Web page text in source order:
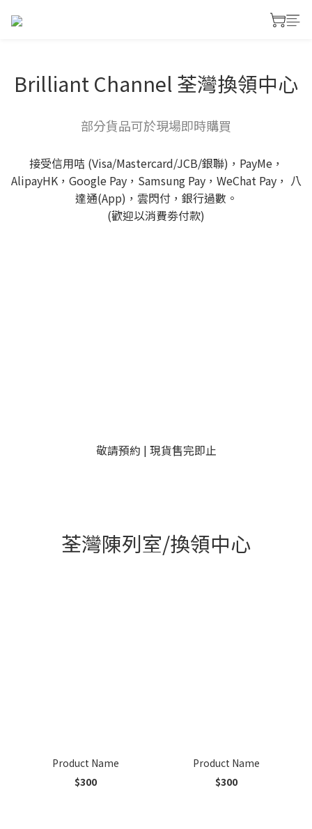
Brilliant Channel 荃灣換領中心
部分貨品可於現場即時購買
接受信用咭 (Visa/Mastercard/JCB/銀聯)，PayMe，
AlipayHK，Google Pay，Samsung Pay，WeChat Pay， 八
達通(App)，雲閃付，銀行過數。
(歡迎以消費劵付款)
敬請預約 | 現貨售完即止
荃灣陳列室/換領中心
Product Name
$300
Product Name
$300